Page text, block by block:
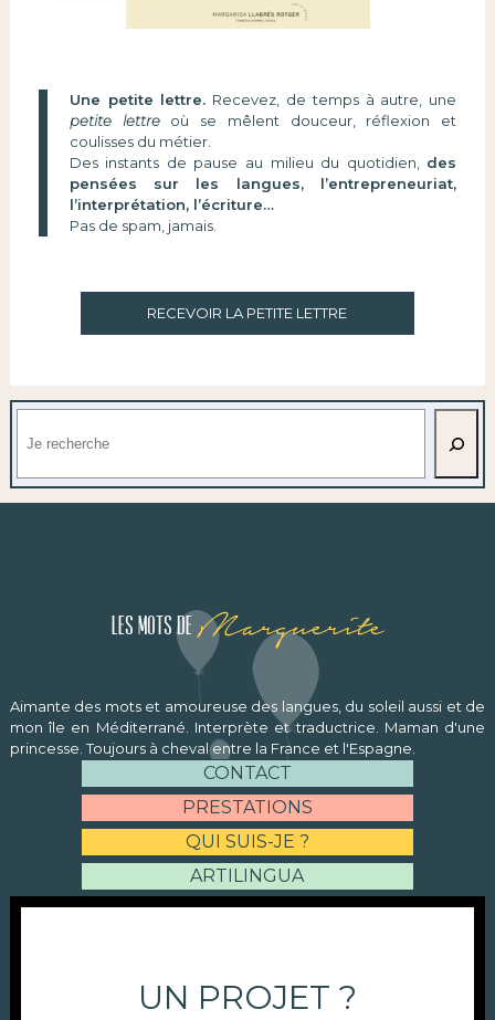
Une petite lettre. Recevez, de temps à autre, une
petite lettreoù se mêlent douceur, réflexion et
coulisses du métier.
Des instants de pause au milieu du quotidien, des
pensées sur les langues, l’entrepreneuriat,
l’interprétation, l’écriture…
Pas de spam, jamais.
RECEVOIR LA PETITE LETTRE
Les mots de Marguerite
Aimante des mots et amoureuse des langues, du soleil aussi et de
mon île en Méditerrané. Interprète et traductrice. Maman d'une
princesse. Toujours à cheval entre la France et l'Espagne.
CONTACT
PRESTATIONS
QUI SUIS-JE ?
ARTILINGUA
UN PROJET ?